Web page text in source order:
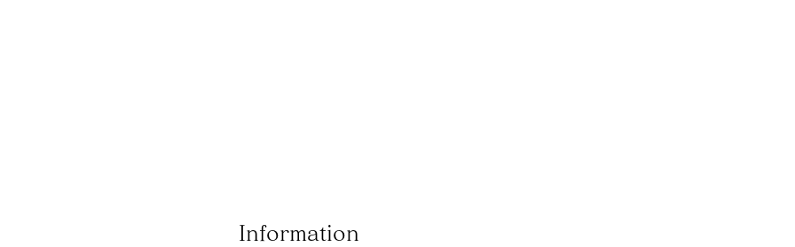
Information